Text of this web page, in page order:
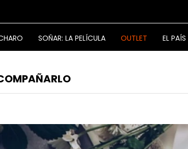
SOÑAR: LA PELÍCULA OUTLET EL PAÍS